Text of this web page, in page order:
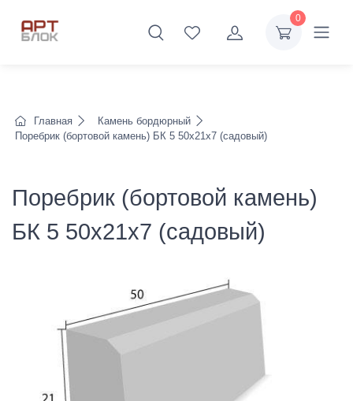
0
Главная
Камень бордюрный
Поребрик (бортовой камень) БК 5 50х21х7 (садовый)
Поребрик (бортовой камень)
БК 5 50х21х7 (садовый)